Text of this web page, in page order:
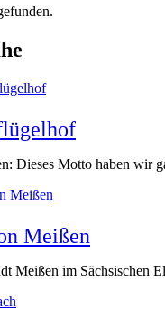
Dieses Motto haben wir
Meißen
Meißen im Sächsischen